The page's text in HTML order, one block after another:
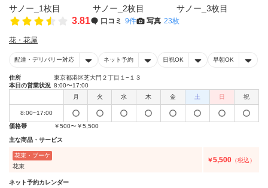
3.81 口コミ 9件 写真 23枚
花・花屋
配達・デリバリー対応 ネット予約 日祝OK 早朝OK
住所
東京都港区芝大門２丁目１−１３
本日の営業状況 8:00〜17:00
月
火 水 木 金 土 日 祝
8:00~17:00
価格帯
￥500〜￥5,500
主な商品・サービス
花束・ブーケ
花束
￥5,500 （税込）
ネット予約カレンダー